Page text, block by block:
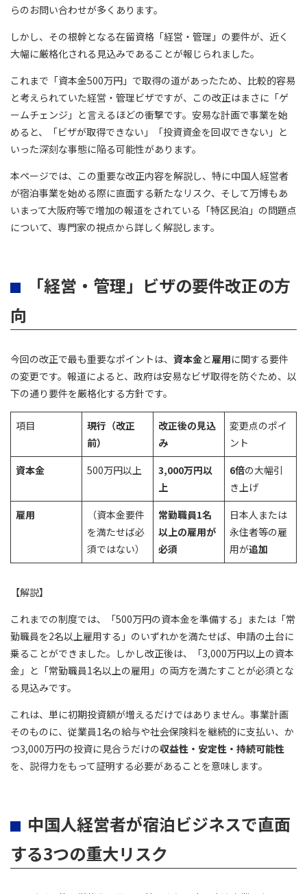
らのお問い合わせが多くあります。
しかし、その根幹となる在留資格「経営・管理」の要件が、近く
大幅に厳格化される見込みであることが報じられました。
これまで「資本金500万円」で取得の道があったため、比較的容易
と考えられていた経営・管理ビザですが、この改正はまさに「ゲ
ームチェンジ」と言えるほどの衝撃です。安易な計画で事業を始
めると、「ビザが取得できない」「投資資金を回収できない」と
いった深刻な事態に陥る可能性があります。
本ページでは、この重要な改正内容を解説し、特に中国人経営者
が宿泊事業を始める際に直面する新たなリスク、そして万博もあ
いまって大阪府等で増加の報道をされている「特区民泊」の問題点
について、専門家の視点から詳しく解説します。
「経営・管理」ビザの要件改正の方
向
今回の改正で最も重要なポイントは、 資本金と雇用に関する要件
の変更です。報道によると、政府は安易なビザ取得を防ぐため、以
下の通り要件を厳格化する方針です。
項目
現行（改正
前）
改正後の見込
み
変更点のポイ
ント
資本金
500万円以上 3,000万円以
上
6倍の大幅引
き上げ
雇用
（資本金要件
を満たせば必
須ではない）
常勤職員1名
以上の雇用が
必須
日本人または
永住者等の雇
用が追加
【解説】
これまでの制度では、「500万円の資本金を準備する」または「常
勤職員を2名以上雇用する」のいずれかを満たせば、申請の土台に
乗ることができました。しかし改正後は、「3,000万円以上の資本
金」と「常勤職員1名以上の雇用」の両方を満たすことが必須とな
る見込みです。
これは、単に初期投資額が増えるだけではありません。事業計画
そのものに、従業員1名の給与や社会保険料を継続的に支払い、か
つ3,000万円の投資に見合うだけの収益性・安定性・持続可能性
を、説得力をもって証明する必要があることを意味します。
中国人経営者が宿泊ビジネスで直面
する3つの重大リスク